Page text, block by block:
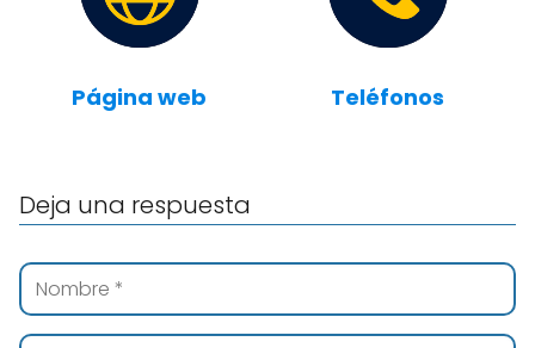
Página web Teléfonos
Deja una respuesta